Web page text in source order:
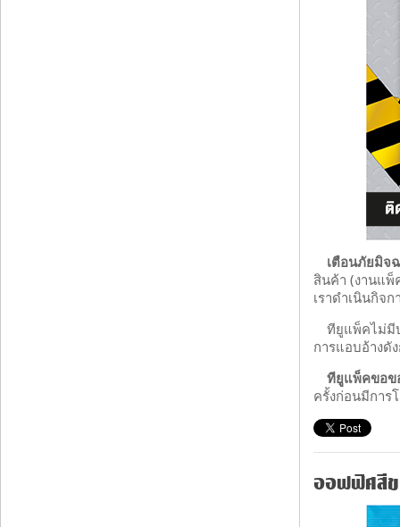
เตือนภัยมิจ
สินค้า (งานแพ็
เราดำเนินกิจ
ทียูแพ็คไม่มี
การแอบอ้างดั
ทียูแพ็คขอข
ครั้งก่อนมีการ
ออฟฟิศสีขา